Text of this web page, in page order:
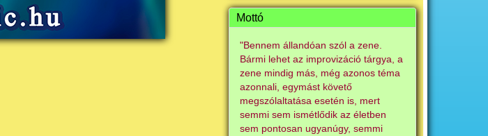
Mottó
"Bennem állandóan szól a zene.
Bármi lehet az improvizáció tárgya, a
zene mindig más, még azonos téma
azonnali, egymást követő
megszólaltatása esetén is, mert
semmi sem ismétlődik az életben
sem pontosan ugyanúgy, semmi